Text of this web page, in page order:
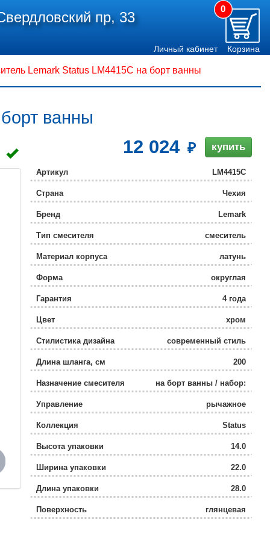
пр, 33
0
Личный кабинет Корзина
Lemark Status LM4415C на борт ванны
ванны
12 024 купить
Артикул LM4415C
Страна Чехия
Бренд Lemark
Тип смесителя смеситель
Материал корпуса латунь
Форма округлая
Гарантия 4 года
Цвет хром
Стилистика дизайна современный стиль
Длина шланга, см 200
Назначение смесителя
на борт ванны / набор:
смеситель и душевой
гарнитур
Управление рычажное
Коллекция Status
Высота упаковки 14.0
Ширина упаковки 22.0
Длина упаковки 28.0
Поверхность глянцевая